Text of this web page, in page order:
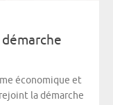
démarche
économique et
la démarche